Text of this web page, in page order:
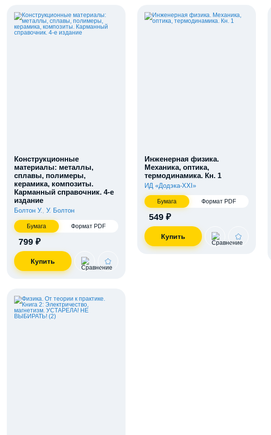
Конструкционные
материалы: металлы,
сплавы, полимеры,
керамика, композиты.
Карманный справочник. 4-е
издание
Болтон У., У. Болтон
Бумага Формат PDF
799 ₽
Инженерная физика.
Механика, оптика,
термодинамика. Кн. 1
ИД «Додэка-XXI»
Бумага Формат PDF
549 ₽